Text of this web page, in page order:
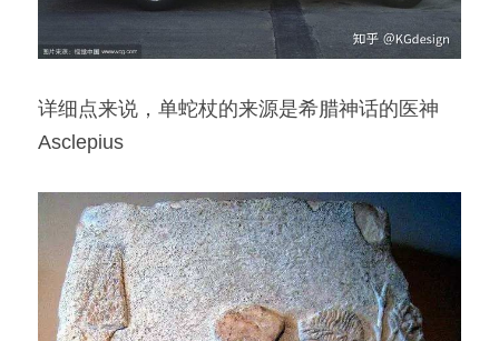
详细点来说，单蛇杖的来源是希腊神话的医神
Asclepius